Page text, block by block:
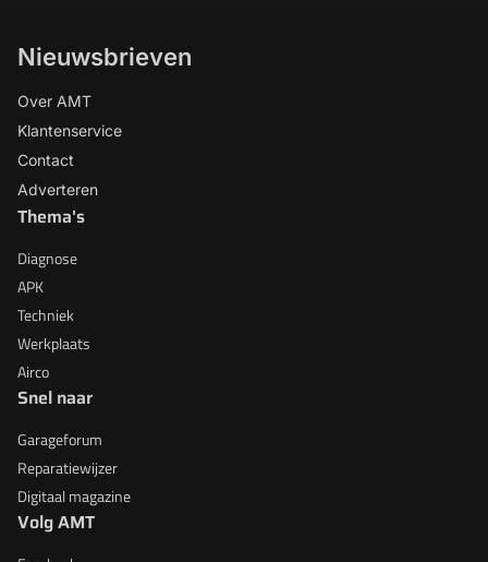
Nieuwsbrieven
Over AMT
Klantenservice
Contact
Adverteren
Thema's
Diagnose
APK
Techniek
Werkplaats
Airco
Snel naar
Garageforum
Reparatiewijzer
Digitaal magazine
Volg AMT